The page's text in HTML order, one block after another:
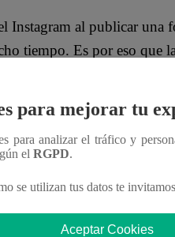
Instagram al publicar una
tiempo. Es por eso que
dos hijos, soy mujer y hoy
ser una buena madre,
mis 36 años estoy
para mejorar tu
para analizar el tráfico y
el RGPD.
se utilizan tus datos te
Aceptar Cookies